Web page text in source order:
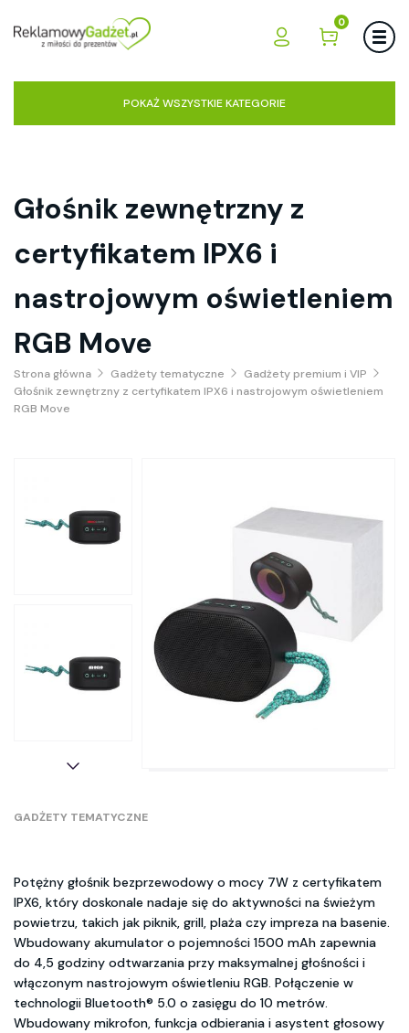
0
POKAŻ WSZYSTKIE KATEGORIE
Głośnik zewnętrzny z
certyfikatem IPX6 i
nastrojowym oświetleniem
RGB Move
Strona główna Gadżety tematyczne
Gadżety premium i VIP
Głośnik zewnętrzny z certyfikatem IPX6 i nastrojowym oświetleniem
RGB Move
GADŻETY TEMATYCZNE
Potężny głośnik bezprzewodowy o mocy 7W z certyfikatem
IPX6, który doskonale nadaje się do aktywności na świeżym
powietrzu, takich jak piknik, grill, plaża czy impreza na basenie.
Wbudowany akumulator o pojemności 1500 mAh zapewnia
do 4,5 godziny odtwarzania przy maksymalnej głośności i
włączonym nastrojowym oświetleniu RGB. Połączenie w
technologii Bluetooth® 5.0 o zasięgu do 10 metrów.
Wbudowany mikrofon, funkcja odbierania i asystent głosowy